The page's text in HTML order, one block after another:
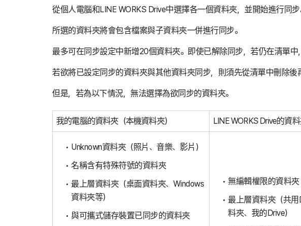
從個人電腦和LINE WORKS Drive中選擇各一個資料夾，並開始進行同步
所選的資料夾將會包含檔案與子資料夾一併進行同步。
最多可在同步設定中新增20個資料夾。即使已解除同步，若仍在清單中
若欲將已設定同步的資料夾與其他資料夾同步，則須先從清單中刪除後
但是，若為以下情況，無法選擇為欲同步的資料夾。
我的電腦的資料夾（本機資料夾） LINE WORKS Drive的資
Unknown資料夾（照片、音樂、影片）
名稱含有特殊符號的資料夾
最上層資料夾（桌面資料夾、Windows
資料夾等）
與可攜式儲存裝置已同步的資料夾
無編輯權限的資料夾
最上層資料夾（共
料夾、我的Drive）